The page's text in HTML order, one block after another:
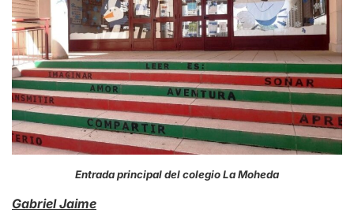
Entrada principal del colegio La Moheda
Gabriel Jaime